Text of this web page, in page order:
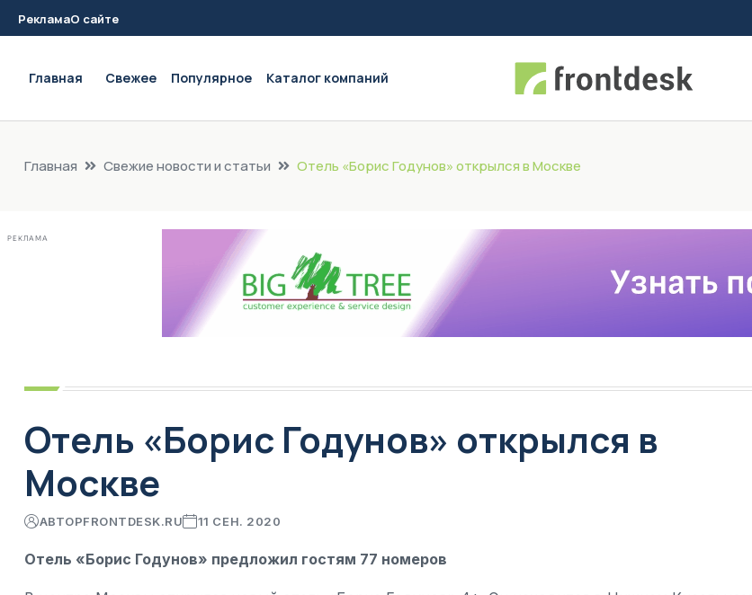
РекламаО сайте
Главная Свежее Популярное Каталог компаний
Главная Свежие новости и статьи Отель «Борис Годунов» открылся в Москве
РЕКЛАМА
Отель «Борис Годунов» открылся в
Москве
АВТОРFRONTDESK.RU 11 СЕН. 2020
Отель «Борис Годунов» предложил гостям 77 номеров